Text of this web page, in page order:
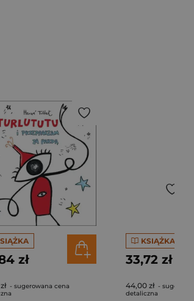
zł
- sugerowana cena
KSIĄŻKA
33,72 zł
44,00 zł -
detaliczna